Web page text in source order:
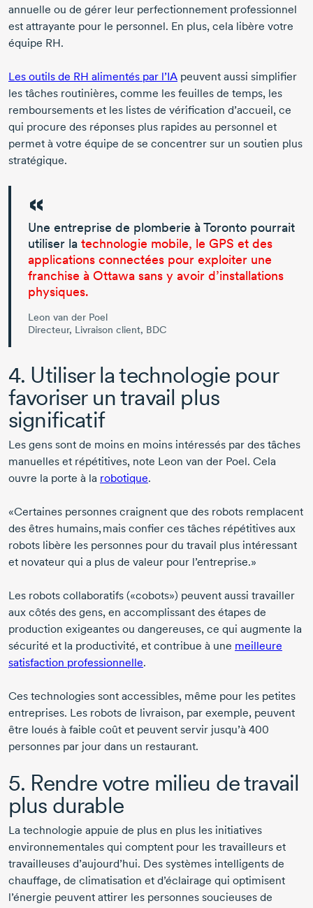
annuelle ou de gérer leur perfectionnement professionnel
est attrayante pour le personnel. En plus, cela libère votre
équipe RH.
Les outils de RH alimentés par l’IA peuvent aussi simplifier
les tâches routinières, comme les feuilles de temps, les
remboursements et les listes de vérification d’accueil, ce
qui procure des réponses plus rapides au personnel et
permet à votre équipe de se concentrer sur un soutien plus
stratégique.
Une entreprise de plomberie à Toronto pourrait
utiliser la technologie mobile, le GPS et des
applications connectées pour exploiter une
franchise à Ottawa sans y avoir d’installations
physiques.
Leon van der Poel
Directeur, Livraison client, BDC
4. Utiliser la technologie pour
favoriser un travail plus
significatif
Les gens sont de moins en moins intéressés par des tâches
manuelles et répétitives, note Leon van der Poel. Cela
ouvre la porte à la robotique.
«Certaines personnes craignent que des robots remplacent
des êtres humains, mais confier ces tâches répétitives aux
robots libère les personnes pour du travail plus intéressant
et novateur qui a plus de valeur pour l’entreprise.»
Les robots collaboratifs («cobots») peuvent aussi travailler
aux côtés des gens, en accomplissant des étapes de
production exigeantes ou dangereuses, ce qui augmente la
sécurité et la productivité, et contribue à une meilleure
satisfaction professionnelle.
Ces technologies sont accessibles, même pour les petites
entreprises. Les robots de livraison, par exemple, peuvent
être loués à faible coût et peuvent servir jusqu’à 400
personnes par jour dans un restaurant.
5. Rendre votre milieu de travail
plus durable
La technologie appuie de plus en plus les initiatives
environnementales qui comptent pour les travailleurs et
travailleuses d’aujourd’hui. Des systèmes intelligents de
chauffage, de climatisation et d’éclairage qui optimisent
l’énergie peuvent attirer les personnes soucieuses de